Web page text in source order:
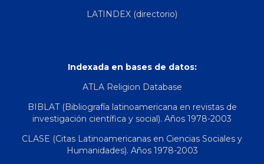
LATINDEX (directorio)
Indexada en bases de datos:
ATLA Religion Database
BIBLAT (Bibliografía latinoamericana en revistas de
investigación científica y social). Años 1978-2003
CLASE (Citas Latinoamericanas en Ciencias Sociales y
Humanidades). Años 1978-2003